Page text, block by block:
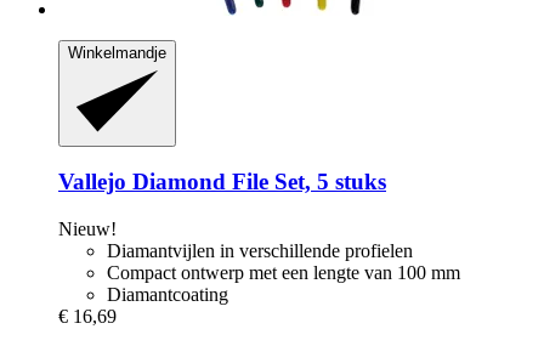
Winkelmandje
Vallejo Diamond File Set, 5 stuks
Nieuw!
Diamantvijlen in verschillende profielen
Compact ontwerp met een lengte van 100 mm
Diamantcoating
€ 16,69